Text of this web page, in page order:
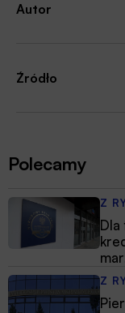
Autor
Źródło
Polecamy
Z
Dla
Z